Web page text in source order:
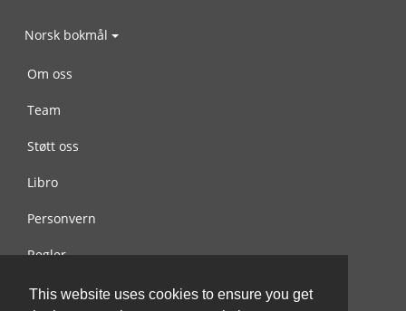
This website uses cookies to ensure you get
Norsk bokmål
Om oss
Team
Støtt oss
Libro
Personvern
Regler
Kontakt oss